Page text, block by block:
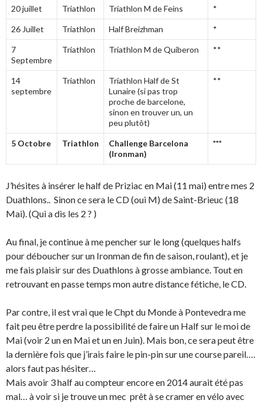
20 juillet Triathlon Triathlon M de Feins *
26 Juillet Triathlon Half Breizhman *
7
Septembre
Triathlon Triathlon M de Quiberon **
14
septembre
Triathlon
Triathlon Half de St
Lunaire (si pas trop
proche de barcelone,
sinon en trouver un, un
peu plutôt)
**
5 Octobre Triathlon
Challenge Barcelona
(Ironman)
***
J’hésites à insérer le half de Priziac en Mai (11 mai) entre mes 2
Duathlons.. Sinon ce sera le CD (oui M) de Saint-Brieuc (18
Mai). (Qui a dis les 2 ? )
Au final, je continue à me pencher sur le long (quelques halfs
pour déboucher sur un Ironman de fin de saison, roulant), et je
me fais plaisir sur des Duathlons à grosse ambiance. Tout en
retrouvant en passe temps mon autre distance fétiche, le CD.
Par contre, il est vrai que le Chpt du Monde à Pontevedra me
fait peu être perdre la possibilité de faire un Half sur le moi de
Mai (voir 2 un en Mai et un en Juin). Mais bon, ce sera peut être
la dernière fois que j’irais faire le pin-pin sur une course pareil….
alors faut pas hésiter…
Mais avoir 3 half au compteur encore en 2014 aurait été pas
mal… à voir si je trouve un mec prêt à se cramer en vélo avec